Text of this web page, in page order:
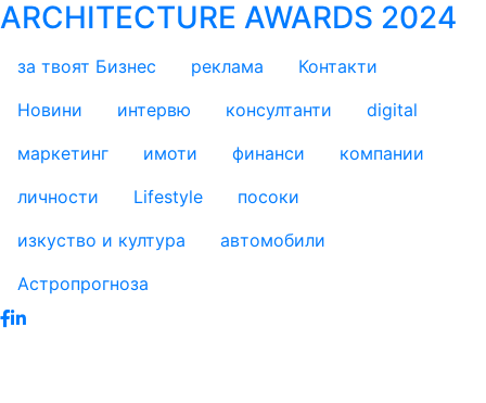
ARCHITECTURE AWARDS 2024
за твоят Бизнес реклама Контакти
footer_statii
Новини интервю консултанти
digital
маркетинг
имоти финанси
компании
личности
Lifestyle
посоки
изкуство и култура
автомобили
Астропрогноза